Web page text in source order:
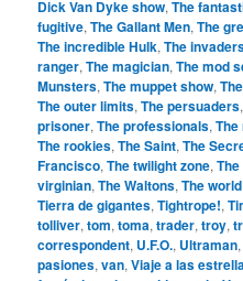
Dick Van Dyke show,The
fugitive,The Gallant Men,The
The incredible Hulk,The
ranger,The magician,The mod
Munsters,The muppet show,
The outer limits,The persuaders
prisoner,The professionals,
The rookies,The Saint,The
Francisco,The twilight zone,
virginian,The Waltons,The
Tierra de gigantes,Tightrope!,
tolliver,tom,toma,trader,troy,
correspondent, U.F.O., Ultraman,
pasiones,van,Viaje a las